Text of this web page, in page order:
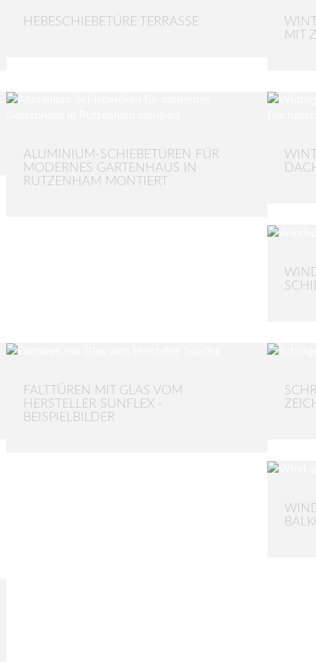
HEBESCHIEBETÜRE TERRASSE
MIT
ALUMINIUM-SCHIEBETÜREN FÜR
MODERNES GARTENHAUS IN
RUTZENHAM MONTIERT
FALTTÜREN MIT GLAS VOM
HERSTELLER SUNFLEX -
BEISPIELBILDER